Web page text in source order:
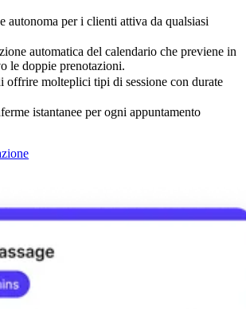
autonoma per i clienti attiva da qualsiasi
automatica del calendario che previene in
le doppie prenotazioni.
offrire molteplici tipi di sessione con durate
istantanee per ogni appuntamento